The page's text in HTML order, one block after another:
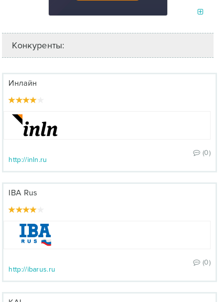
Конкуренты:
Инлайн
(0)
http://inln.ru
IBA Rus
(0)
http://ibarus.ru